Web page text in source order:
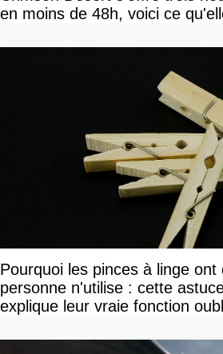
en moins de 48h, voici ce
Pourquoi les pinces à linge
personne n'utilise : cette
explique leur vraie fonction